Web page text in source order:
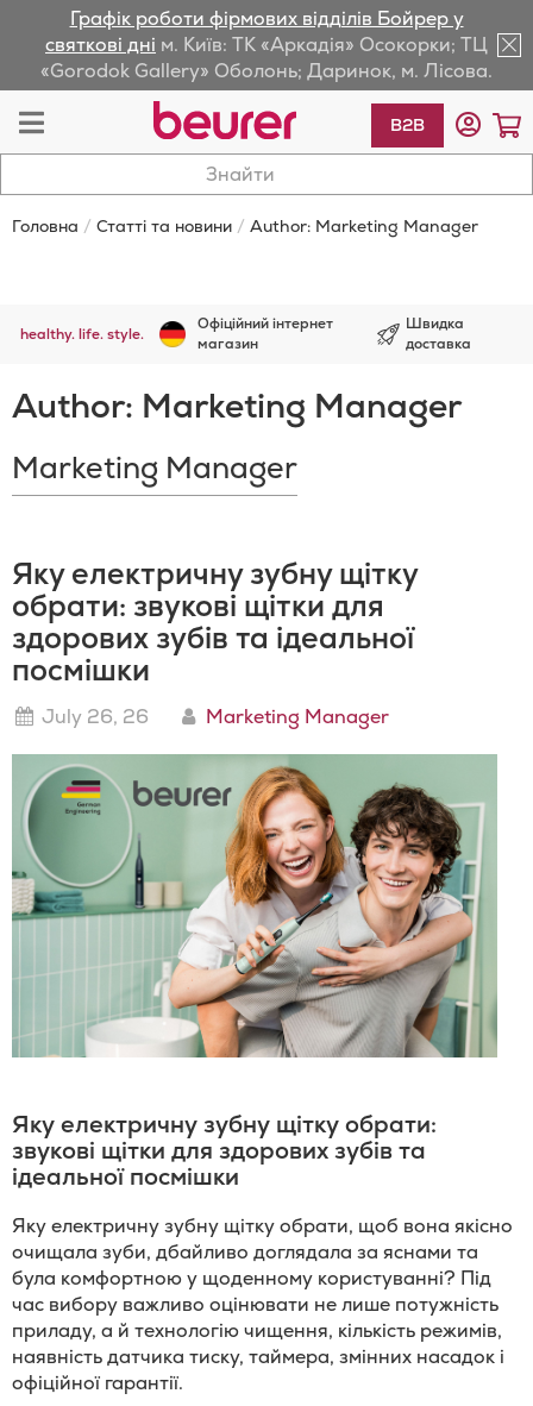
Графік роботи фірмових відділів Бойрер у
святкові дні м. Київ: ТК «Аркадія» Осокорки; ТЦ
«Gorodok Gallery» Оболонь; Даринок, м. Лісова.
Toggle
Nav
B2B
Головна Статті та новини Author: Marketing Manager
healthy. life. style.
Офіційний інтернет
магазин
Швидка
доставка
Author: Marketing Manager
Marketing Manager
Яку електричну зубну щітку
обрати: звукові щітки для
здорових зубів та ідеальної
посмішки
July 26, 26 Marketing Manager
Яку електричну зубну щітку обрати:
звукові щітки для здорових зубів та
ідеальної посмішки
Яку електричну зубну щітку обрати, щоб вона якісно
очищала зуби, дбайливо доглядала за яснами та
була комфортною у щоденному користуванні? Під
час вибору важливо оцінювати не лише потужність
приладу, а й технологію чищення, кількість режимів,
наявність датчика тиску, таймера, змінних насадок і
офіційної гарантії.